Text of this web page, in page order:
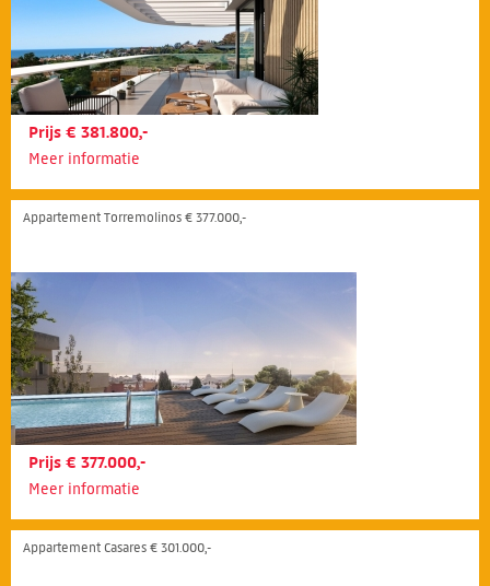
Prijs € 381.800,-
Meer informatie
Appartement Torremolinos € 377.000,-
Prijs € 377.000,-
Meer informatie
Appartement Casares € 301.000,-